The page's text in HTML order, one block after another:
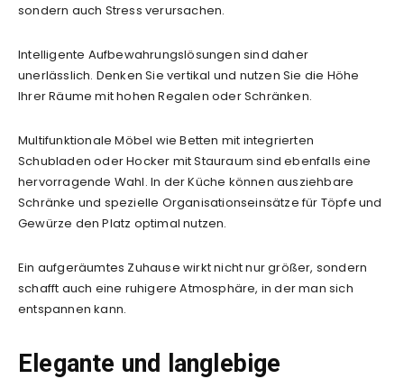
sondern auch Stress verursachen.
Intelligente Aufbewahrungslösungen sind daher
unerlässlich. Denken Sie vertikal und nutzen Sie die Höhe
Ihrer Räume mit hohen Regalen oder Schränken.
Multifunktionale Möbel wie Betten mit integrierten
Schubladen oder Hocker mit Stauraum sind ebenfalls eine
hervorragende Wahl. In der Küche können ausziehbare
Schränke und spezielle Organisationseinsätze für Töpfe und
Gewürze den Platz optimal nutzen.
Ein aufgeräumtes Zuhause wirkt nicht nur größer, sondern
schafft auch eine ruhigere Atmosphäre, in der man sich
entspannen kann.
Elegante und langlebige